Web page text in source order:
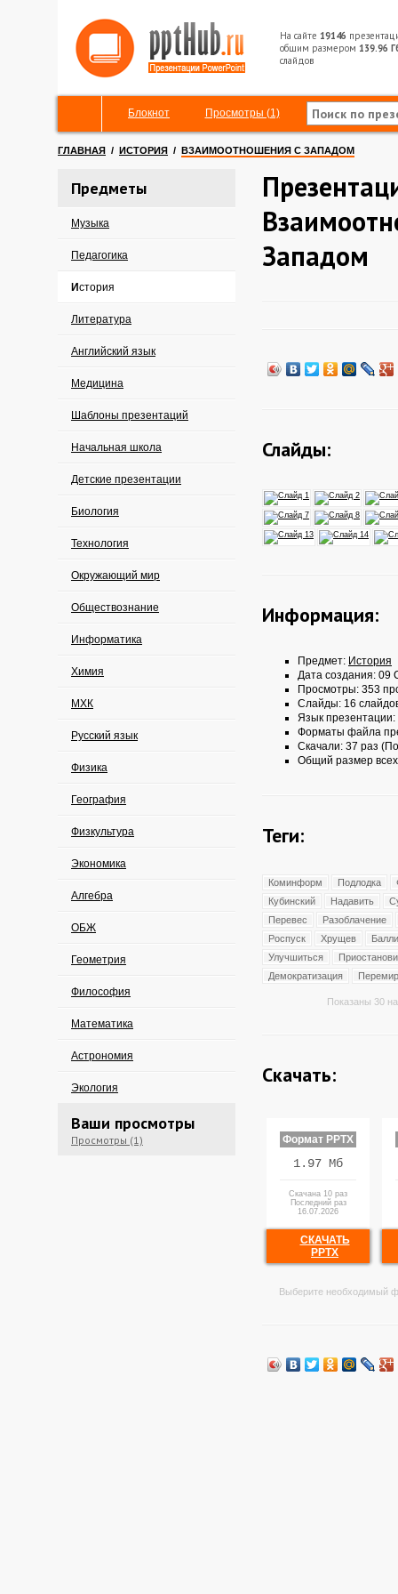
На сайте 19146
общим размером 139.96
слайдов
Блокнот Просмотры (1)
ГЛАВНАЯ / ИСТОРИЯ / ВЗАИМООТНОШЕНИЯ С ЗАПАДОМ
Предметы
Музыка
Педагогика
История
Литература
Английский язык
Медицина
Шаблоны презентаций
Начальная школа
Детские презентации
Биология
Технология
Окружающий мир
Обществознание
Информатика
Химия
МХК
Русский язык
Физика
География
Физкультура
Экономика
Алгебра
ОБЖ
Геометрия
Философия
Математика
Астрономия
Экология
Ваши просмотры
Просмотры (1)
Западом
Слайды:
Информация:
Предмет: История
Дата создания: 09
Просмотры: 353
Слайды: 16
Язык презентации:
Форматы файла
Скачали: 37 раз
Общий размер
Теги:
Коминформ Подлодка
Кубинский
Надавить
Перевес
Разоблачение
Роспуск
Хрущев
Улучшиться
Демократизация
Показаны 30
Скачать:
Формат PPTX
1.97 Мб
Скачана 10 раз
Последний раз
16.07.2026
СКАЧАТЬ
PPTX
Выберите необходимый